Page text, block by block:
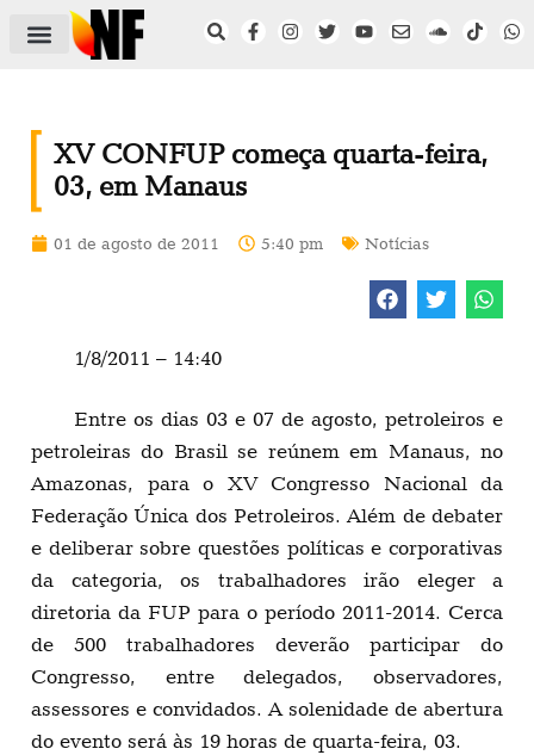
XV CONFUP começa quarta-feira,
03, em Manaus
01 de agosto de 2011 5:40 pm Notícias
1/8/2011 – 14:40
Entre os dias 03 e 07 de agosto, petroleiros e
petroleiras do Brasil se reúnem em Manaus, no
Amazonas, para o XV Congresso Nacional da
Federação Única dos Petroleiros. Além de debater
e deliberar sobre questões políticas e corporativas
da categoria, os trabalhadores irão eleger a
diretoria da FUP para o período 2011-2014. Cerca
de 500 trabalhadores deverão participar do
Congresso, entre delegados, observadores,
assessores e convidados. A solenidade de abertura
do evento será às 19 horas de quarta-feira, 03.